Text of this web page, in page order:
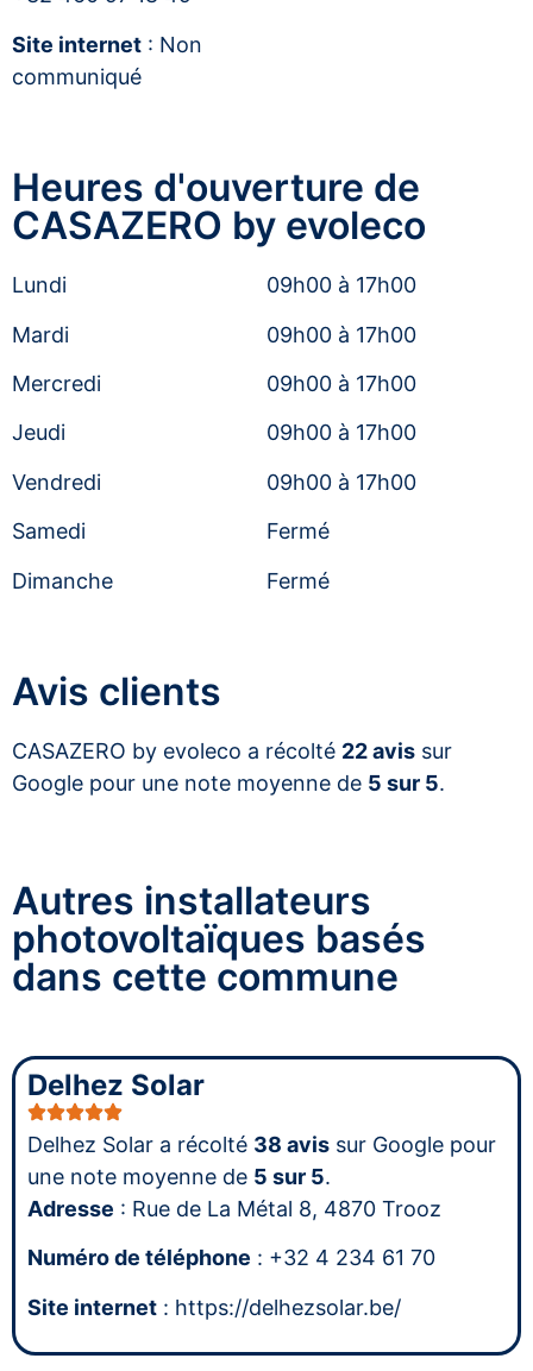
Site internet : Non
communiqué
Heures d'ouverture de
CASAZERO by evoleco
Lundi
09h00 à 17h00
Mardi
09h00 à 17h00
Mercredi
09h00 à 17h00
Jeudi
09h00 à 17h00
Vendredi
09h00 à 17h00
Samedi
Fermé
Dimanche
Fermé
Avis clients
CASAZERO by evoleco a récolté 22 avis sur
Google pour une note moyenne de 5 sur 5.
Autres installateurs
photovoltaïques basés
dans cette commune
Delhez Solar
Delhez Solar a récolté 38 avis sur Google pour
une note moyenne de 5 sur 5.
Adresse : Rue de La Métal 8, 4870 Trooz
Numéro de téléphone : +32 4 234 61 70
Site internet : https://delhezsolar.be/